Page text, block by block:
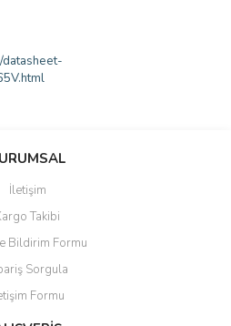
yorumu siz yapın!
Yorum Yaz
veya görüntülenemiyor.
bilgiler bulunuyor.
bulunuyor.
daha pahalı.
İletişim
Takibi
Bildirim Formu
Sorgula
Formu